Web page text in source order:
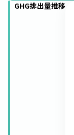
GHG排出量推移